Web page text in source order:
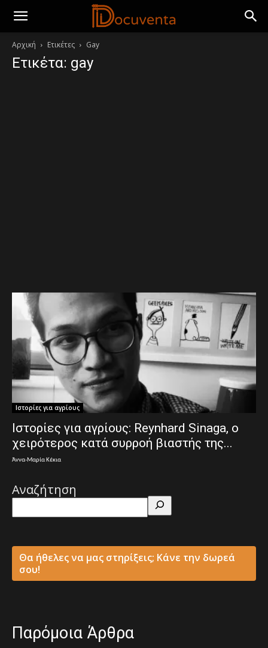
Αρχική Ετικέτες Gay
Ετικέτα: gay
Ιστορίες για αγρίους
Ιστορίες για αγρίους: Reynhard Sinaga, ο
χειρότερος κατά συρροή βιαστής της...
Άννα-Μαρία Κέκια
Αναζήτηση
Θα ήθελες να μας στηρίξεις; Κάνε την δωρεά
σου!
Παρόμοια Άρθρα